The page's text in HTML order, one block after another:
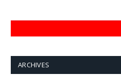
ARCHIVES